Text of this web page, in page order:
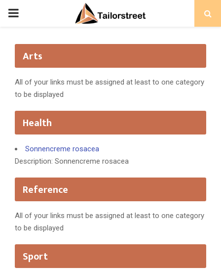
PRIMARY
Arts
All of your links must be assigned at least to one category
to be displayed
Health
Sonnencreme rosacea
Description: Sonnencreme rosacea
Reference
All of your links must be assigned at least to one category
to be displayed
Sport